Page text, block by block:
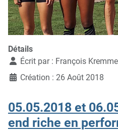
Détails
Écrit par : François
Création : 26 Août 2018
05.05.2018 et
end riche en